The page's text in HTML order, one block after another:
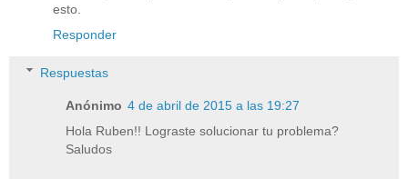
esto.
Responder
Respuestas
Anónimo 4 de abril de 2015 a las 19:27
Hola Ruben!! Lograste solucionar tu problema?
Saludos